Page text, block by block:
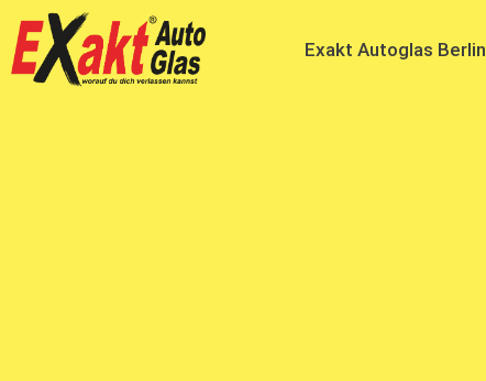
Exakt Autoglas Berlin